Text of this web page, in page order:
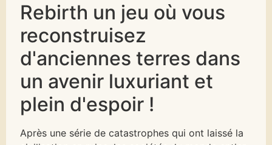
Rebirth un jeu où vous
reconstruisez
d'anciennes terres dans
un avenir luxuriant et
plein d'espoir !
Après une série de catastrophes qui ont laissé la